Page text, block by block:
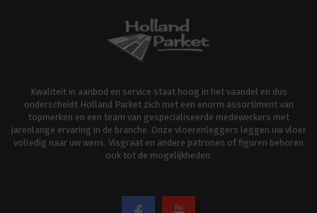
Kwaliteit in aanbod en service staat hoog in het vaandel en dus
onderscheidt Holland Parket zich met een enorm assortiment van
topmerken en een team van gespecialiseerde medewerkers met
jarenlange ervaring in de branche. Onze vloerenleggers leggen uw vloer
volledig naar uw wens. Visgraat en andere patronen of figuren behoren
ook tot de mogelijkheden.